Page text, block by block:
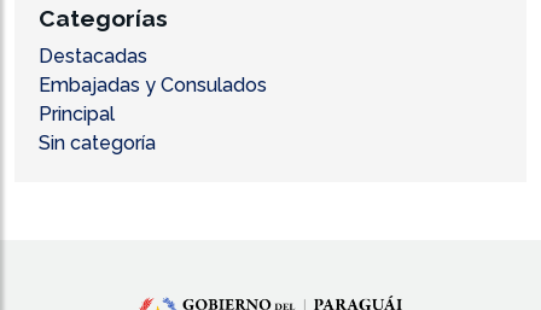
Categorías
Destacadas
Embajadas y Consulados
Principal
Sin categoría